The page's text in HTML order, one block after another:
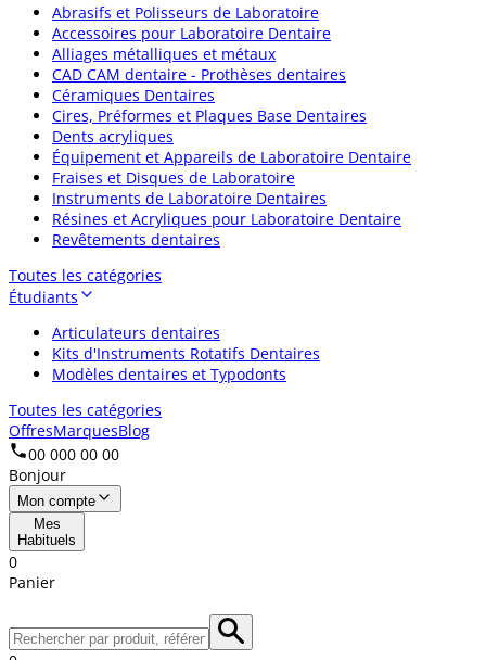
Abrasifs et Polisseurs de Laboratoire
Accessoires pour Laboratoire Dentaire
Alliages métalliques et métaux
CAD CAM dentaire - Prothèses dentaires
Céramiques Dentaires
Cires, Préformes et Plaques Base Dentaires
Dents acryliques
Équipement et Appareils de Laboratoire Dentaire
Fraises et Disques de Laboratoire
Instruments de Laboratoire Dentaires
Résines et Acryliques pour Laboratoire Dentaire
Revêtements dentaires
Toutes les catégories
Étudiants
Articulateurs dentaires
Kits d'Instruments Rotatifs Dentaires
Modèles dentaires et Typodonts
Toutes les catégories
OffresMarquesBlog
00 000 00 00
Bonjour
Mon compte
Mes
Habituels
0
Panier